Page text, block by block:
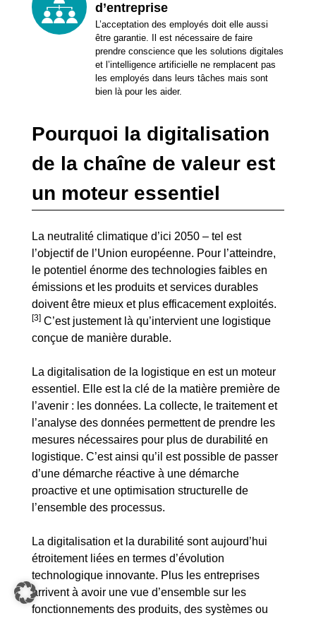
d’entreprise
L’acceptation des employés doit elle aussi
être garantie. Il est nécessaire de faire
prendre conscience que les solutions digitales
et l’intelligence artificielle ne remplacent pas
les employés dans leurs tâches mais sont
bien là pour les aider.
Pourquoi la digitalisation
de la chaîne de valeur est
un moteur essentiel
La neutralité climatique d’ici 2050 – tel est
l’objectif de l’Union européenne. Pour l’atteindre,
le potentiel énorme des technologies faibles en
émissions et les produits et services durables
doivent être mieux et plus efficacement exploités.
[3] C’est justement là qu’intervient une logistique
conçue de manière durable.
La digitalisation de la logistique en est un moteur
essentiel. Elle est la clé de la matière première de
l’avenir : les données. La collecte, le traitement et
l’analyse des données permettent de prendre les
mesures nécessaires pour plus de durabilité en
logistique. C’est ainsi qu’il est possible de passer
d’une démarche réactive à une démarche
proactive et une optimisation structurelle de
l’ensemble des processus.
La digitalisation et la durabilité sont aujourd’hui
étroitement liées en termes d’évolution
technologique innovante. Plus les entreprises
arrivent à avoir une vue d’ensemble sur les
fonctionnements des produits, des systèmes ou